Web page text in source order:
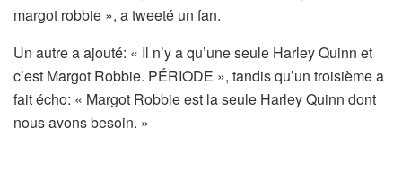
margot robbie », a tweeté un fan.
Un autre a ajouté: « Il n’y a qu’une seule Harley Quinn et
c’est Margot Robbie. PÉRIODE », tandis qu’un troisième a
fait écho: « Margot Robbie est la seule Harley Quinn dont
nous avons besoin. »